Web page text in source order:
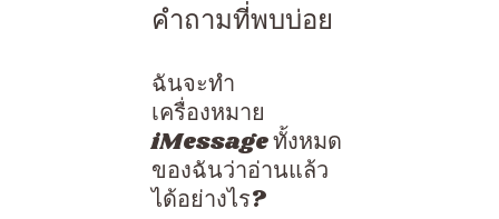
คำถามที่พบบ่อย
ฉันจะทำ
เครื่องหมาย
iMessage ทั้งหมด
ของฉันว่าอ่านแล้ว
ได้อย่างไร?